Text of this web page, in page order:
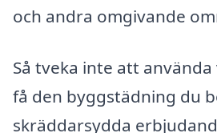
och andra omgivande
Så tveka inte att
få den byggstädning du
skräddarsydda